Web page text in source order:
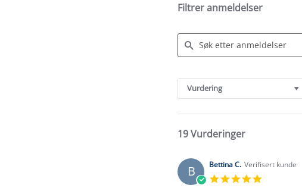
Filtrer anmeldelser
Reviews
Vurdering
19 Vurderinger
B Bettina C. Verifisert kunde